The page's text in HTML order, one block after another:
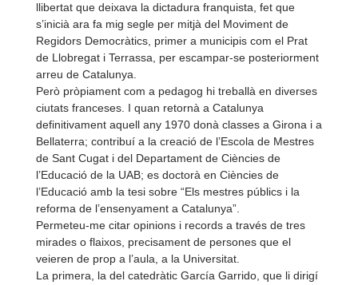
llibertat que deixava la dictadura franquista, fet que
s’inicià ara fa mig segle per mitjà del Moviment de
Regidors Democràtics, primer a municipis com el Prat
de Llobregat i Terrassa, per escampar-se posteriorment
arreu de Catalunya.
Però pròpiament com a pedagog hi treballà en diverses
ciutats franceses. I quan retornà a Catalunya
definitivament aquell any 1970 donà classes a Girona i a
Bellaterra; contribuí a la creació de l’Escola de Mestres
de Sant Cugat i del Departament de Ciències de
l’Educació de la UAB; es doctorà en Ciències de
l’Educació amb la tesi sobre “Els mestres públics i la
reforma de l’ensenyament a Catalunya”.
Permeteu-me citar opinions i records a través de tres
mirades o flaixos, precisament de persones que el
veieren de prop a l’aula, a la Universitat.
La primera, la del catedràtic García Garrido, que li dirigí